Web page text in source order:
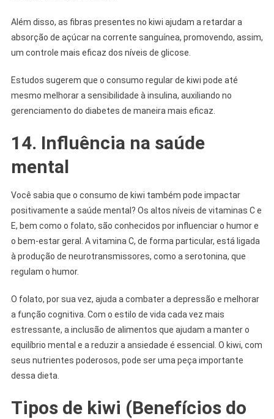
Além disso, as fibras presentes no kiwi ajudam a retardar a
absorção de açúcar na corrente sanguínea, promovendo, assim,
um controle mais eficaz dos níveis de glicose.
Estudos sugerem que o consumo regular de kiwi pode até
mesmo melhorar a sensibilidade à insulina, auxiliando no
gerenciamento do diabetes de maneira mais eficaz.
14. Influência na saúde
mental
Você sabia que o consumo de kiwi também pode impactar
positivamente a saúde mental? Os altos níveis de vitaminas C e
E, bem como o folato, são conhecidos por influenciar o humor e
o bem-estar geral. A vitamina C, de forma particular, está ligada
à produção de neurotransmissores, como a serotonina, que
regulam o humor.
O folato, por sua vez, ajuda a combater a depressão e melhorar
a função cognitiva. Com o estilo de vida cada vez mais
estressante, a inclusão de alimentos que ajudam a manter o
equilíbrio mental e a reduzir a ansiedade é essencial. O kiwi, com
seus nutrientes poderosos, pode ser uma peça importante
dessa dieta.
Tipos de kiwi (Benefícios do